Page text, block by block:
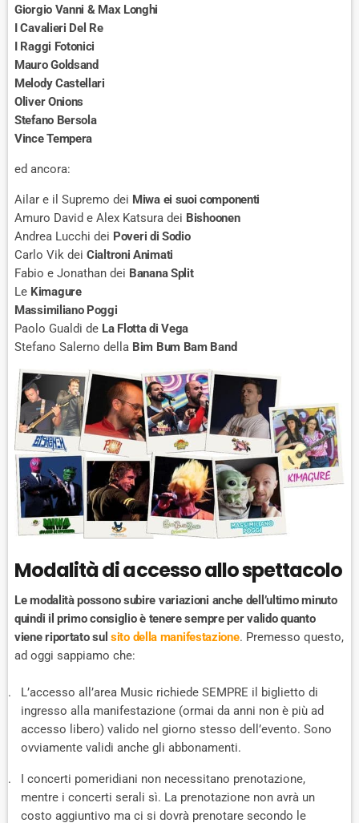
Giorgio Vanni & Max Longhi
I Cavalieri Del Re
I Raggi Fotonici
Mauro Goldsand
Melody Castellari
Oliver Onions
Stefano Bersola
Vince Tempera
ed ancora:
Ailar e il Supremo dei Miwa ei suoi componenti
Amuro David e Alex Katsura dei Bishoonen
Andrea Lucchi dei Poveri di Sodio
Carlo Vik dei Cialtroni Animati
Fabio e Jonathan dei Banana Split
Le Kimagure
Massimiliano Poggi
Paolo Gualdi de La Flotta di Vega
Stefano Salerno della Bim Bum Bam Band
Modalità di accesso allo spettacolo
Le modalità possono subire variazioni anche dell’ultimo minuto
quindi il primo consiglio è tenere sempre per valido quanto
viene riportato sul sito della manifestazione. Premesso questo,
ad oggi sappiamo che:
L’accesso all’area Music richiede SEMPRE il biglietto di
ingresso alla manifestazione (ormai da anni non è più ad
accesso libero) valido nel giorno stesso dell’evento. Sono
ovviamente validi anche gli abbonamenti.
I concerti pomeridiani non necessitano prenotazione,
mentre i concerti serali sì. La prenotazione non avrà un
costo aggiuntivo ma ci si dovrà prenotare secondo le